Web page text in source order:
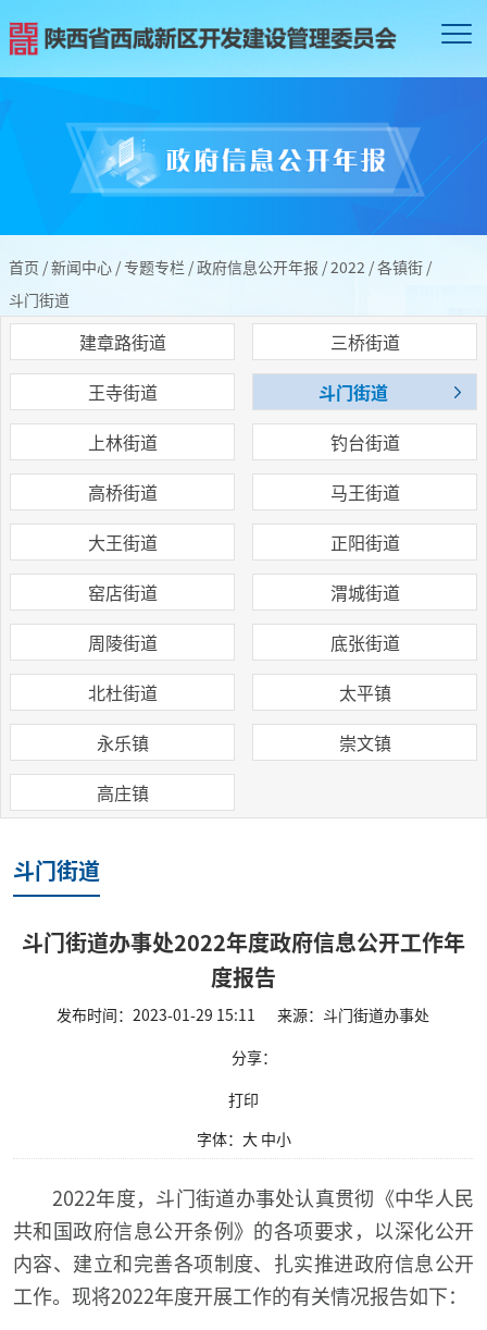
首页 /新闻中心 /专题专栏 /政府信息公开年报 /2022 /各镇街 /
斗门街道
建章路街道
三桥街道
王寺街道
斗门街道
上林街道
钓台街道
高桥街道
马王街道
大王街道
正阳街道
窑店街道
渭城街道
周陵街道
底张街道
北杜街道
太平镇
永乐镇
崇文镇
高庄镇
斗门街道
斗门街道办事处2022年度政府信息公开工作年
度报告
发布时间：2023-01-29 15:11
来源：斗门街道办事处
分享：
打印
字体： 大 中小
2022年度，斗门街道办事处认真贯彻《中华人民
共和国政府信息公开条例》的各项要求，以深化公开
内容、建立和完善各项制度、扎实推进政府信息公开
工作。现将2022年度开展工作的有关情况报告如下：